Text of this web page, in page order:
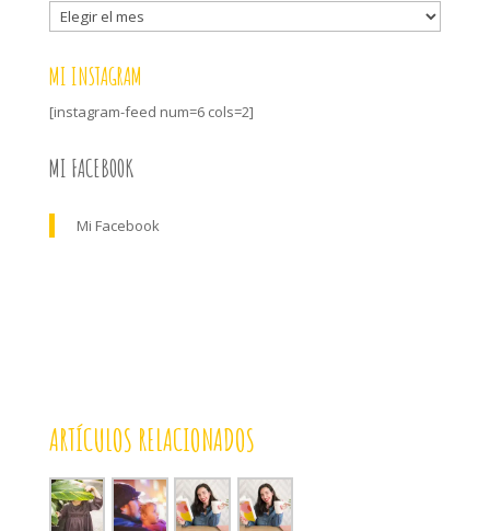
Archivo
MI INSTAGRAM
[instagram-feed num=6 cols=2]
MI FACEBOOK
Mi Facebook
ARTÍCULOS RELACIONADOS